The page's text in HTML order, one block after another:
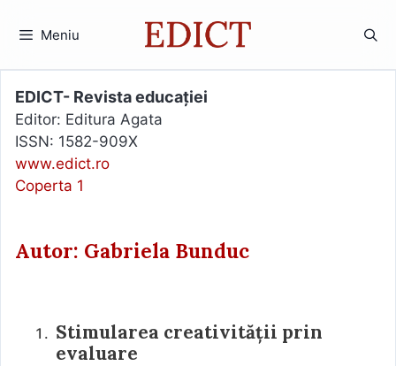
Meniu
EDICT- Revista educației
Editor: Editura Agata
ISSN: 1582-909X
www.edict.ro
Coperta 1
Autor: Gabriela Bunduc
Stimularea creativității prin
evaluare